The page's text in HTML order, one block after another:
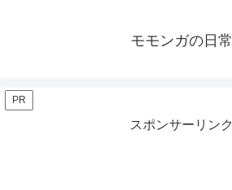
モモンガの日常
PR
スポンサーリンク